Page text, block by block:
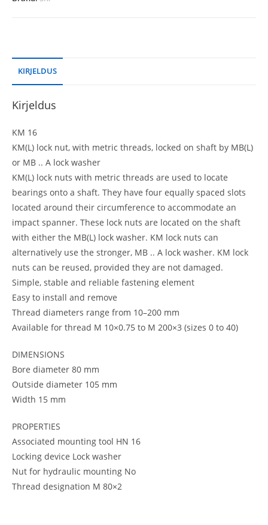
KIRJELDUS
Kirjeldus
KM 16
KM(L) lock nut, with metric threads, locked on shaft by MB(L)
or MB .. A lock washer
KM(L) lock nuts with metric threads are used to locate
bearings onto a shaft. They have four equally spaced slots
located around their circumference to accommodate an
impact spanner. These lock nuts are located on the shaft
with either the MB(L) lock washer. KM lock nuts can
alternatively use the stronger, MB .. A lock washer. KM lock
nuts can be reused, provided they are not damaged.
Simple, stable and reliable fastening element
Easy to install and remove
Thread diameters range from 10–200 mm
Available for thread M 10×0.75 to M 200×3 (sizes 0 to 40)
DIMENSIONS
Bore diameter 80 mm
Outside diameter 105 mm
Width 15 mm
PROPERTIES
Associated mounting tool HN 16
Locking device Lock washer
Nut for hydraulic mounting No
Thread designation M 80×2